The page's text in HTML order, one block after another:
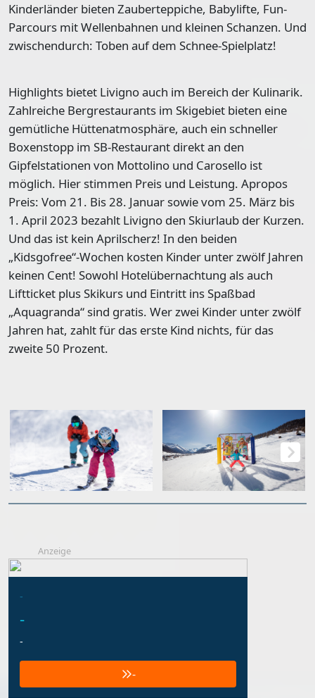
Kinderländer bieten Zauberteppiche, Babylifte, Fun-
Parcours mit Wellenbahnen und kleinen Schanzen. Und
zwischendurch: Toben auf dem Schnee-Spielplatz!
Highlights bietet Livigno auch im Bereich der Kulinarik.
Zahlreiche Bergrestaurants im Skigebiet bieten eine
gemütliche Hüttenatmosphäre, auch ein schneller
Boxenstopp im SB-Restaurant direkt an den
Gipfelstationen von Mottolino und Carosello ist
möglich. Hier stimmen Preis und Leistung. Apropos
Preis: Vom 21. Bis 28. Januar sowie vom 25. März bis
1. April 2023 bezahlt Livigno den Skiurlaub der Kurzen.
Und das ist kein Aprilscherz! In den beiden
„Kidsgofree“-Wochen kosten Kinder unter zwölf Jahren
keinen Cent! Sowohl Hotelübernachtung als auch
Liftticket plus Skikurs und Eintritt ins Spaßbad
„Aquagranda“ sind gratis. Wer zwei Kinder unter zwölf
Jahren hat, zahlt für das erste Kind nichts, für das
zweite 50 Prozent.
Anzeige
-
-
-
-